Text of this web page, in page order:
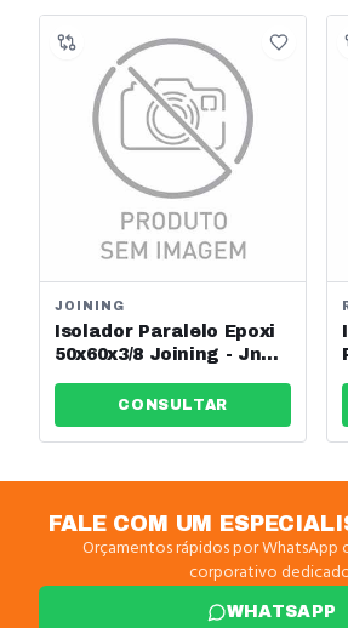
JOINING
Isolador Paralelo Epoxi
50x60x3/8 Joining - Jng -
CONSULTAR
FALE COM UM
Orçamentos rápidos por
corporativo
WHATSAPP